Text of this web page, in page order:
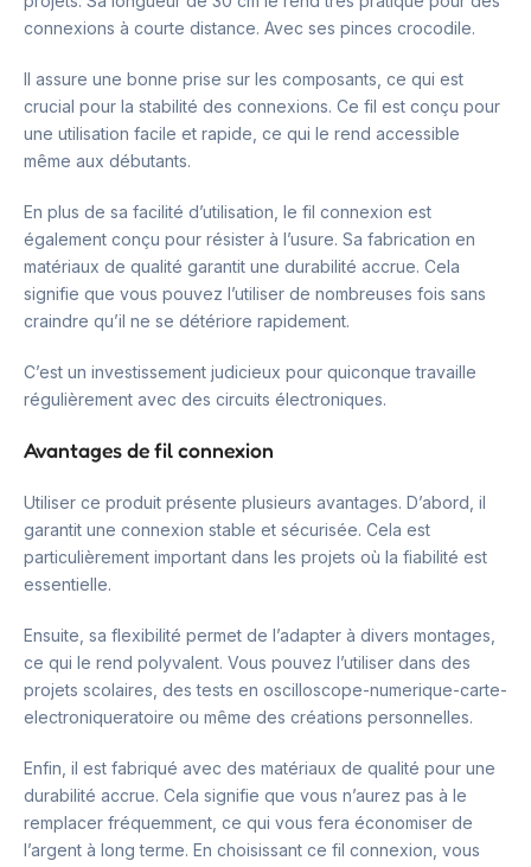
connexions à courte distance. Avec ses pinces crocodile.
Il assure une bonne prise sur les composants, ce qui est
crucial pour la stabilité des connexions. Ce fil est conçu pour
une utilisation facile et rapide, ce qui le rend accessible
même aux débutants.
En plus de sa facilité d’utilisation, le fil connexion est
également conçu pour résister à l’usure. Sa fabrication en
matériaux de qualité garantit une durabilité accrue. Cela
signifie que vous pouvez l’utiliser de nombreuses fois sans
craindre qu’il ne se détériore rapidement.
C’est un investissement judicieux pour quiconque travaille
régulièrement avec des circuits électroniques.
Avantages de fil connexion
Utiliser ce produit présente plusieurs avantages. D’abord, il
garantit une connexion stable et sécurisée. Cela est
particulièrement important dans les projets où la fiabilité est
essentielle.
Ensuite, sa flexibilité permet de l’adapter à divers montages,
ce qui le rend polyvalent. Vous pouvez l’utiliser dans des
projets scolaires, des tests en oscilloscope-numerique-carte-
electroniqueratoire ou même des créations personnelles.
Enfin, il est fabriqué avec des matériaux de qualité pour une
durabilité accrue. Cela signifie que vous n’aurez pas à le
remplacer fréquemment, ce qui vous fera économiser de
l’argent à long terme. En choisissant ce fil connexion, vous